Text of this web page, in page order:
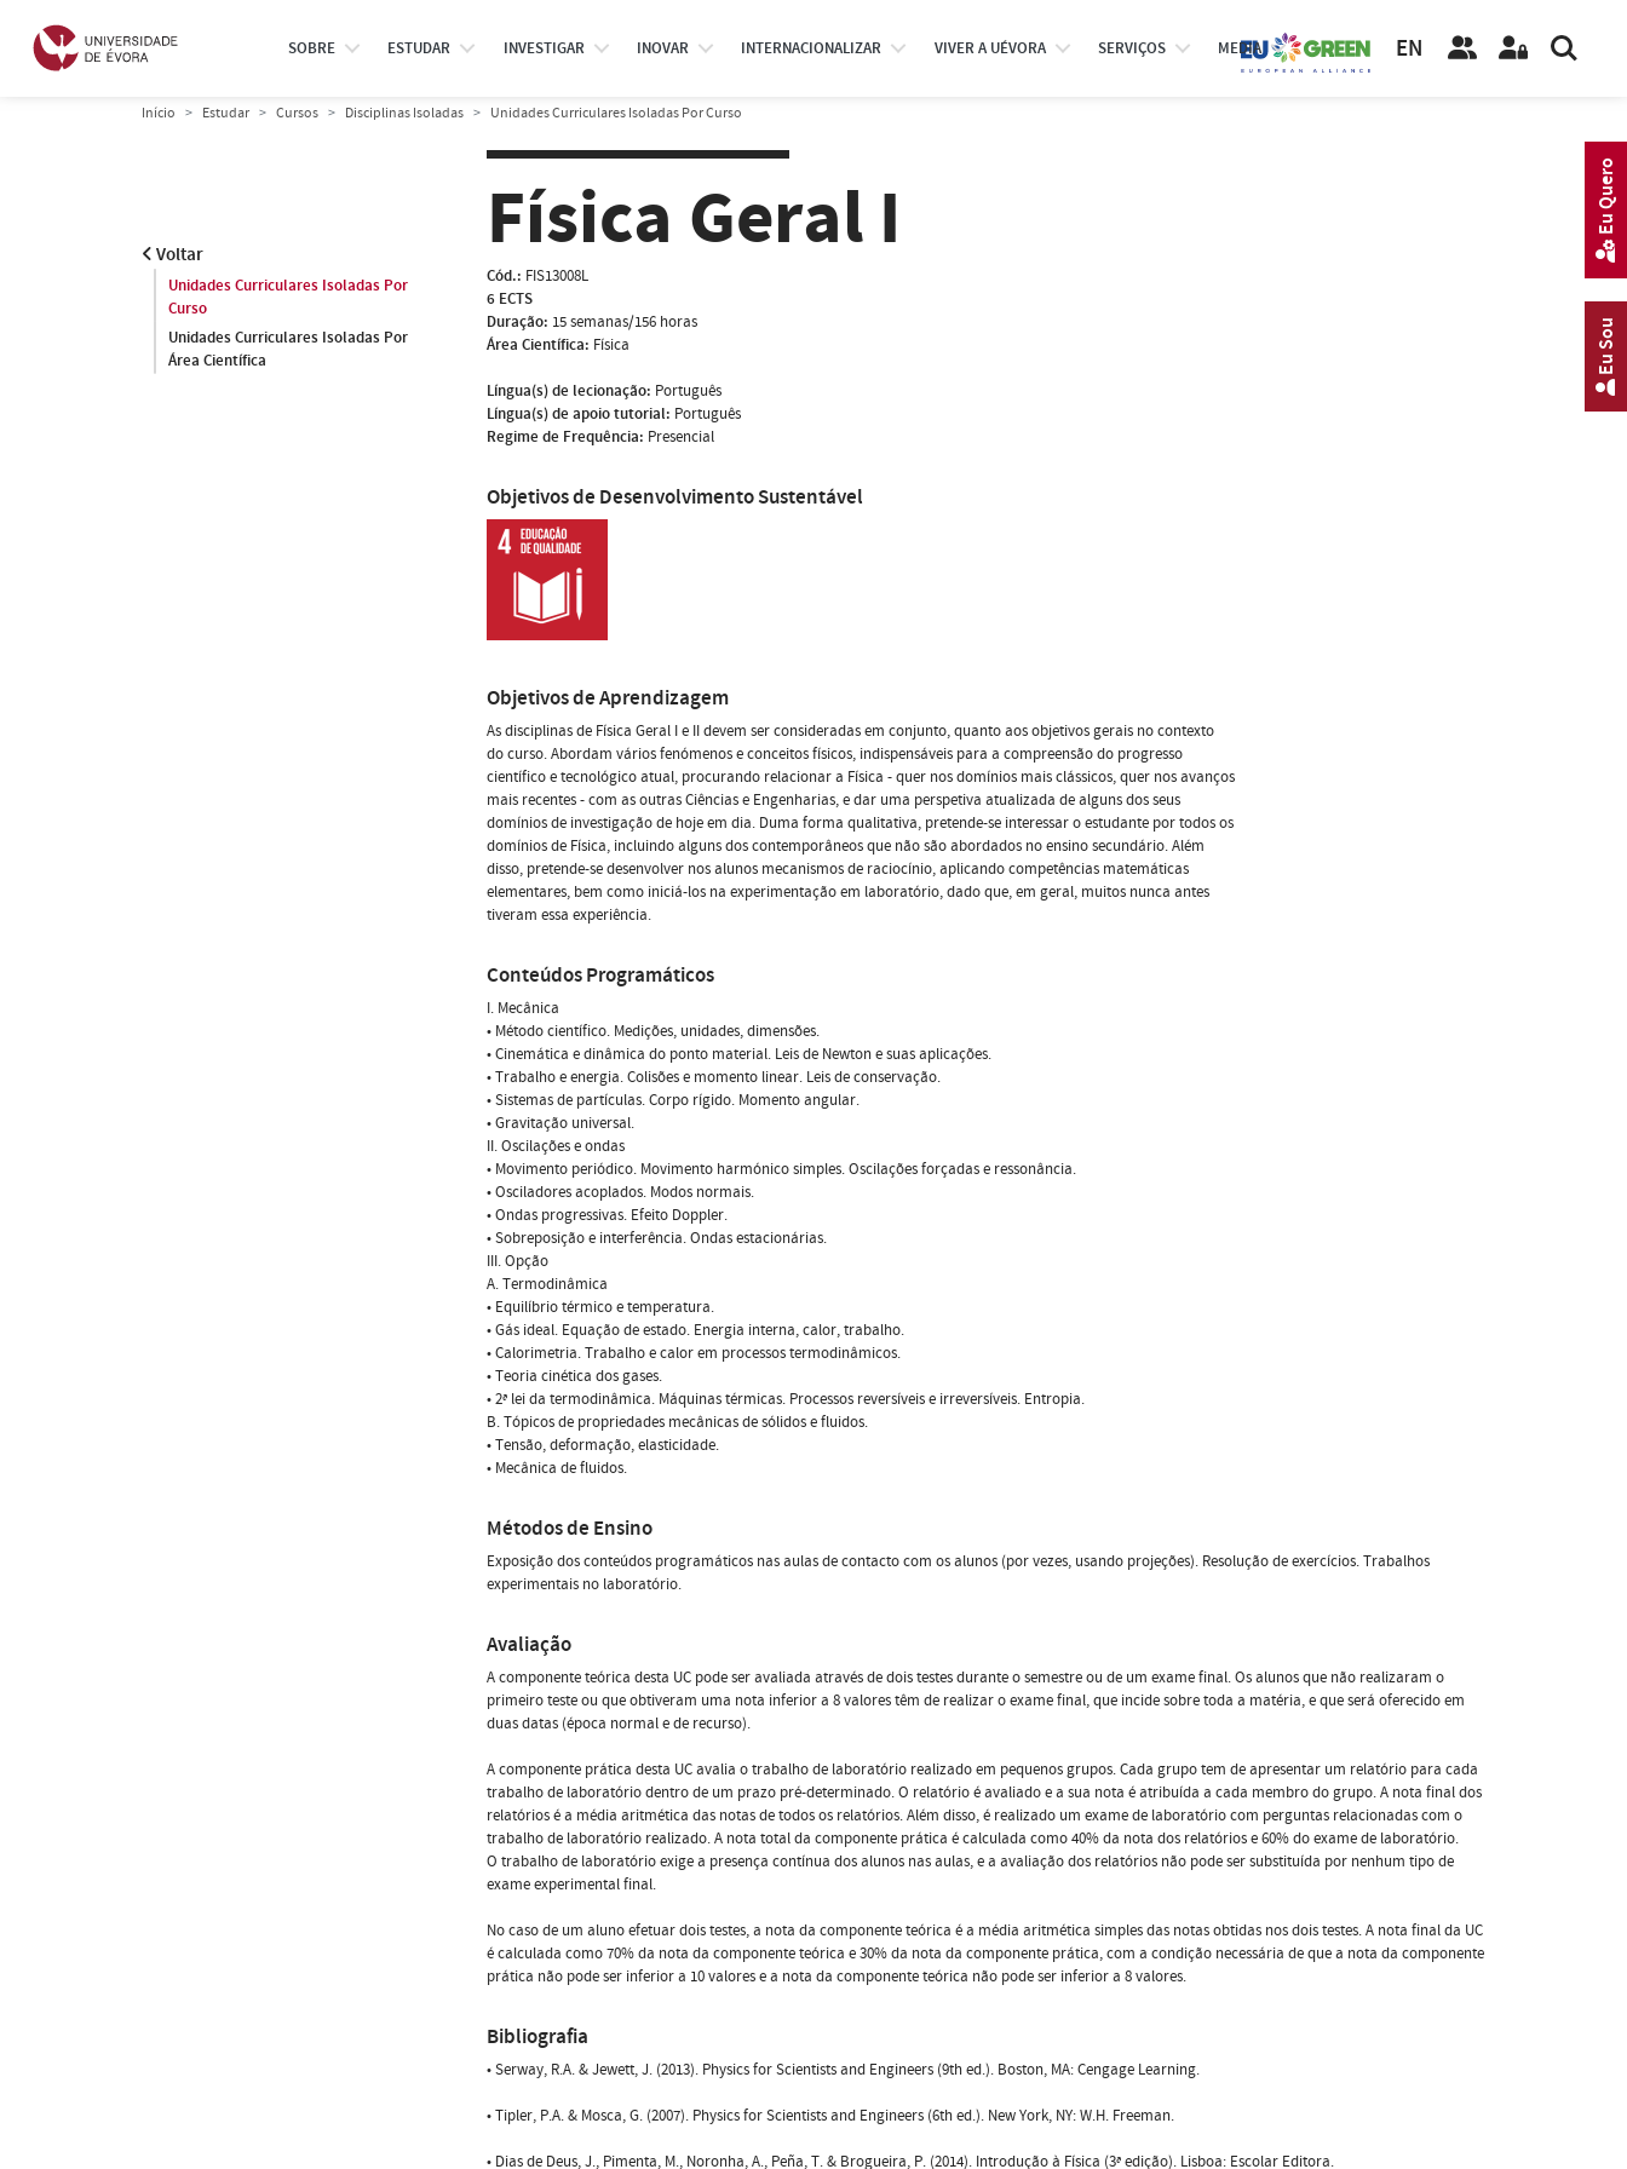
SOBRE ESTUDAR INVESTIGAR INOVAR INTERNACIONALIZAR VIVER A UÉVORA SERVIÇOS MEDIA EN
Início Estudar Cursos Disciplinas Isoladas Unidades Curriculares Isoladas Por Curso
Voltar
Unidades Curriculares Isoladas Por
Curso
Unidades Curriculares Isoladas Por
Área Científica
Física Geral I
Cód.: FIS13008L
6 ECTS
Duração: 15 semanas/156 horas
Área Científica: Física
Língua(s) de lecionação: Português
Língua(s) de apoio tutorial: Português
Regime de Frequência: Presencial
Objetivos de Desenvolvimento Sustentável
Objetivos de Aprendizagem
As disciplinas de Física Geral I e II devem ser consideradas em conjunto, quanto aos objetivos gerais no contexto
do curso. Abordam vários fenómenos e conceitos físicos, indispensáveis para a compreensão do progresso
científico e tecnológico atual, procurando relacionar a Física - quer nos domínios mais clássicos, quer nos avanços
mais recentes - com as outras Ciências e Engenharias, e dar uma perspetiva atualizada de alguns dos seus
domínios de investigação de hoje em dia. Duma forma qualitativa, pretende-se interessar o estudante por todos os
domínios de Física, incluindo alguns dos contemporâneos que não são abordados no ensino secundário. Além
disso, pretende-se desenvolver nos alunos mecanismos de raciocínio, aplicando competências matemáticas
elementares, bem como iniciá-los na experimentação em laboratório, dado que, em geral, muitos nunca antes
tiveram essa experiência.
Conteúdos Programáticos
I. Mecânica
• Método científico. Medições, unidades, dimensões.
• Cinemática e dinâmica do ponto material. Leis de Newton e suas aplicações.
• Trabalho e energia. Colisões e momento linear. Leis de conservação.
• Sistemas de partículas. Corpo rígido. Momento angular.
• Gravitação universal.
II. Oscilações e ondas
• Movimento periódico. Movimento harmónico simples. Oscilações forçadas e ressonância.
• Osciladores acoplados. Modos normais.
• Ondas progressivas. Efeito Doppler.
• Sobreposição e interferência. Ondas estacionárias.
III. Opção
A. Termodinâmica
• Equilíbrio térmico e temperatura.
• Gás ideal. Equação de estado. Energia interna, calor, trabalho.
• Calorimetria. Trabalho e calor em processos termodinâmicos.
• Teoria cinética dos gases.
• 2ª lei da termodinâmica. Máquinas térmicas. Processos reversíveis e irreversíveis. Entropia.
B. Tópicos de propriedades mecânicas de sólidos e fluidos.
• Tensão, deformação, elasticidade.
• Mecânica de fluidos.
Métodos de Ensino
Exposição dos conteúdos programáticos nas aulas de contacto com os alunos (por vezes, usando projeções). Resolução de exercícios. Trabalhos
experimentais no laboratório.
Avaliação
A componente teórica desta UC pode ser avaliada através de dois testes durante o semestre ou de um exame final. Os alunos que não realizaram o
primeiro teste ou que obtiveram uma nota inferior a 8 valores têm de realizar o exame final, que incide sobre toda a matéria, e que será oferecido em
duas datas (época normal e de recurso).
A componente prática desta UC avalia o trabalho de laboratório realizado em pequenos grupos. Cada grupo tem de apresentar um relatório para cada
trabalho de laboratório dentro de um prazo pré-determinado. O relatório é avaliado e a sua nota é atribuída a cada membro do grupo. A nota final dos
relatórios é a média aritmética das notas de todos os relatórios. Além disso, é realizado um exame de laboratório com perguntas relacionadas com o
trabalho de laboratório realizado. A nota total da componente prática é calculada como 40% da nota dos relatórios e 60% do exame de laboratório.
O trabalho de laboratório exige a presença contínua dos alunos nas aulas, e a avaliação dos relatórios não pode ser substituída por nenhum tipo de
exame experimental final.
No caso de um aluno efetuar dois testes, a nota da componente teórica é a média aritmética simples das notas obtidas nos dois testes. A nota final da UC
é calculada como 70% da nota da componente teórica e 30% da nota da componente prática, com a condição necessária de que a nota da componente
prática não pode ser inferior a 10 valores e a nota da componente teórica não pode ser inferior a 8 valores.
Bibliografia
• Serway, R.A. & Jewett, J. (2013). Physics for Scientists and Engineers (9th ed.). Boston, MA: Cengage Learning.
• Tipler, P.A. & Mosca, G. (2007). Physics for Scientists and Engineers (6th ed.). New York, NY: W.H. Freeman.
• Dias de Deus, J., Pimenta, M., Noronha, A., Peña, T. & Brogueira, P. (2014). Introdução à Física (3ª edição). Lisboa: Escolar Editora.
Eu Sou
Eu Quero